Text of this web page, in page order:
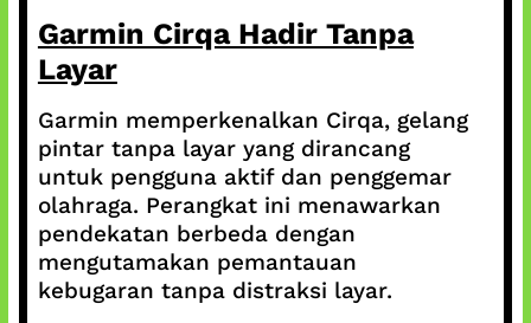
Garmin Cirqa Hadir Tanpa
Layar
Garmin memperkenalkan Cirqa, gelang
pintar tanpa layar yang dirancang
untuk pengguna aktif dan penggemar
olahraga. Perangkat ini menawarkan
pendekatan berbeda dengan
mengutamakan pemantauan
kebugaran tanpa distraksi layar.